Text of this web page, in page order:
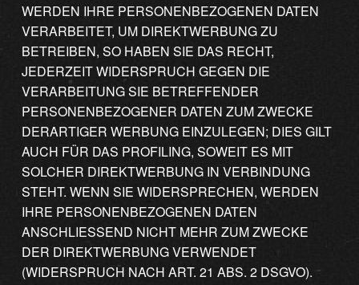
WERDEN IHRE PERSONENBEZOGENEN DATEN
VERARBEITET, UM DIREKTWERBUNG ZU
BETREIBEN, SO HABEN SIE DAS RECHT,
JEDERZEIT WIDERSPRUCH GEGEN DIE
VERARBEITUNG SIE BETREFFENDER
PERSONENBEZOGENER DATEN ZUM ZWECKE
DERARTIGER WERBUNG EINZULEGEN; DIES GILT
AUCH FÜR DAS PROFILING, SOWEIT ES MIT
SOLCHER DIREKTWERBUNG IN VERBINDUNG
STEHT. WENN SIE WIDERSPRECHEN, WERDEN
IHRE PERSONENBEZOGENEN DATEN
ANSCHLIESSEND NICHT MEHR ZUM ZWECKE
DER DIREKTWERBUNG VERWENDET
(WIDERSPRUCH NACH ART. 21 ABS. 2 DSGVO).